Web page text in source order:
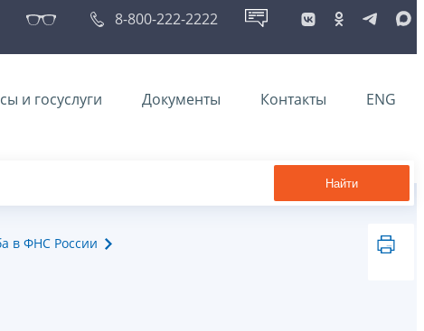
8-800-222-2222
и госуслуги Документы Контакты ENG
Найти
в ФНС России